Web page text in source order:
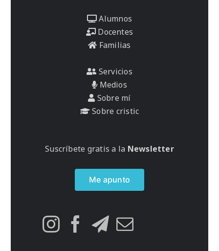
Alumnos
Docentes
Familias
Servicios
Medios
Sobre mí
Sobre cristic
Suscríbete gratis a la Newsletter
Me apunto